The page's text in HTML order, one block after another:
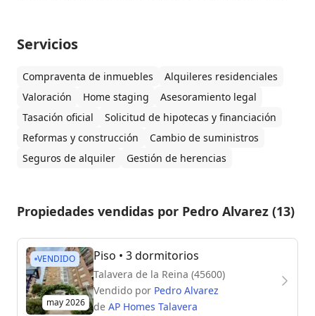
Servicios
Compraventa de inmuebles
Alquileres residenciales
Valoración
Home staging
Asesoramiento legal
Tasación oficial
Solicitud de hipotecas y financiación
Reformas y construcción
Cambio de suministros
Seguros de alquiler
Gestión de herencias
Propiedades vendidas por Pedro Alvarez (13)
VENDIDO
may 2026
Piso • 3 dormitorios
Talavera de la Reina (45600)
Vendido por Pedro Alvarez
de AP Homes Talavera